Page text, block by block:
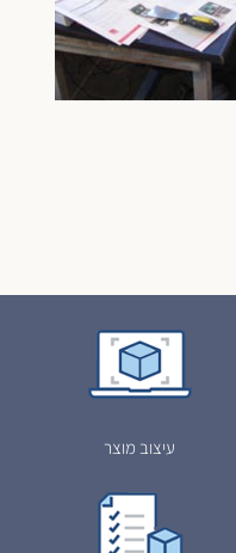
עיצוב מוצר